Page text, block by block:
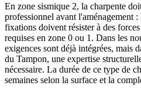
En zone sismique 2, la charpente
professionnel avant l'aménagement :
fixations doivent résister à des
requises en zone 0 ou 1. Dans les
exigences sont déjà intégrées, mais
du Tampon, une expertise
nécessaire. La durée de ce type de
semaines selon la surface et la